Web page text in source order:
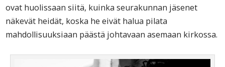
ovat huolissaan siitä, kuinka seurakunnan jäsenet
näkevät heidät, koska he eivät halua pilata
mahdollisuuksiaan päästä johtavaan asemaan kirkossa.